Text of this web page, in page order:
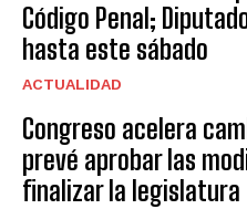
Código Penal;
hasta este sábado
ACTUALIDAD
Congreso acelera
prevé aprobar las
finalizar la legislatura